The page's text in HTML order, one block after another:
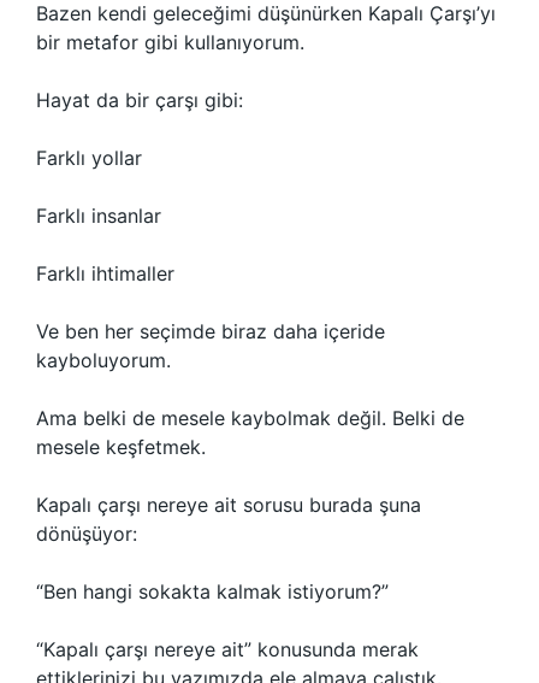
Bazen kendi geleceğimi düşünürken Kapalı Çarşı’yı
bir metafor gibi kullanıyorum.
Hayat da bir çarşı gibi:
Farklı yollar
Farklı insanlar
Farklı ihtimaller
Ve ben her seçimde biraz daha içeride
kayboluyorum.
Ama belki de mesele kaybolmak değil. Belki de
mesele keşfetmek.
Kapalı çarşı nereye ait sorusu burada şuna
dönüşüyor:
“Ben hangi sokakta kalmak istiyorum?”
“Kapalı çarşı nereye ait” konusunda merak
ettiklerinizi bu yazımızda ele almaya çalıştık.